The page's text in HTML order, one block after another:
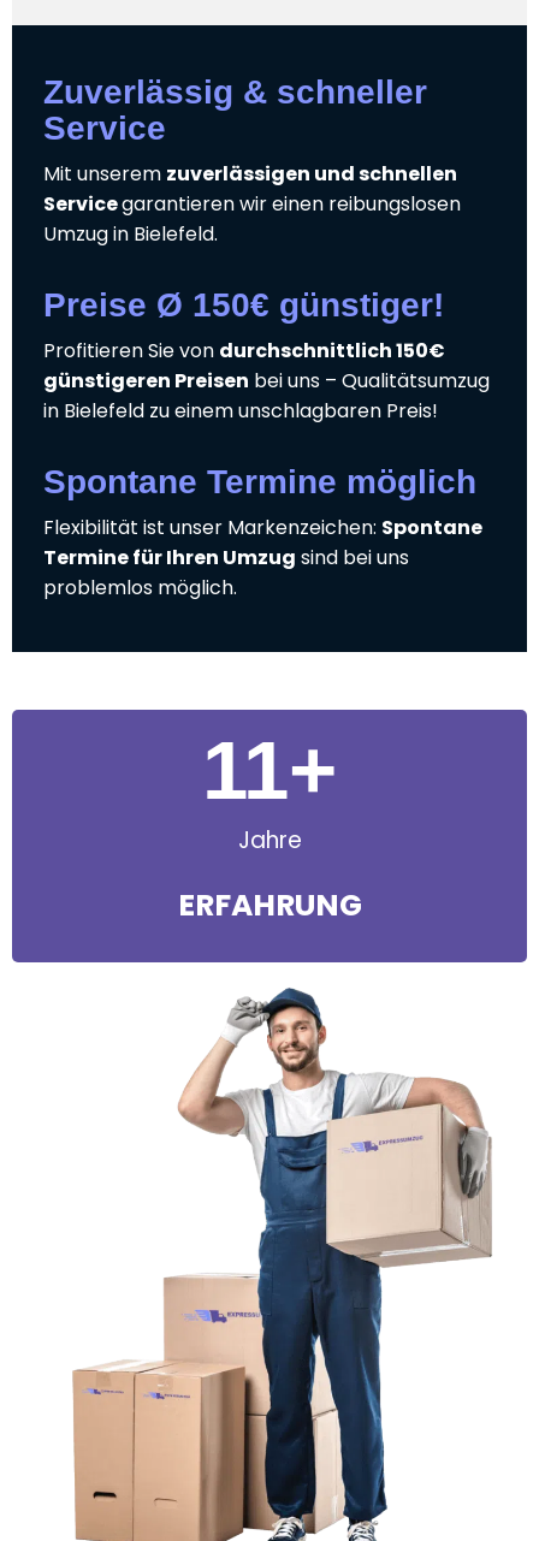
Zuverlässig & schneller
Service
Mit unserem zuverlässigen und schnellen
Servicegarantieren wir einen reibungslosen
Umzug in Bielefeld.
Preise Ø 150€ günstiger!
Profitieren Sie von durchschnittlich 150€
günstigeren Preisen bei uns – Qualitätsumzug
in Bielefeld zu einem unschlagbaren Preis!
Spontane Termine möglich
Flexibilität ist unser Markenzeichen: Spontane
Termine für Ihren Umzug sind bei uns
problemlos möglich.
Jahre
ERFAHRUNG
11+